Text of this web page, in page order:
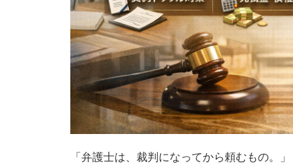
「弁護士は、裁判になってから頼むもの。」